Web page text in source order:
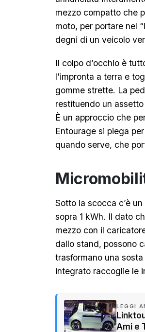
mezzo compatto che
moto, per portare nel
degni di un veicolo
Il colpo d’occhio è
l’impronta a terra e
gomme strette. La
restituendo un
È un approccio che
Entourage si piega
quando serve, che
Sotto la scocca c’è
sopra 1 kWh. Il dato
mezzo con il
dallo stand, possono
trasformano una
integrato raccoglie le
LEGGI
Ami e